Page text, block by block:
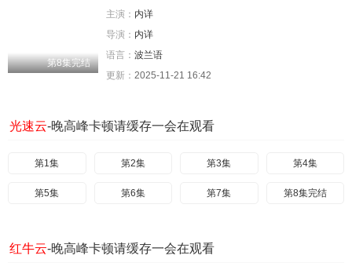
第8集完结
主演： 内详
导演： 内详
语言： 波兰语
更新： 2025-11-21 16:42
光速云-晚高峰卡顿请缓存一会在观看
第1集 第2集 第3集 第4集
第5集 第6集 第7集 第8集完结
红牛云-晚高峰卡顿请缓存一会在观看